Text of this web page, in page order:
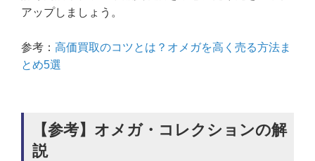
アップしましょう。
参考： 高価買取のコツとは？オメガを高く売る方法ま
とめ5選
【参考】オメガ・コレクションの解
説